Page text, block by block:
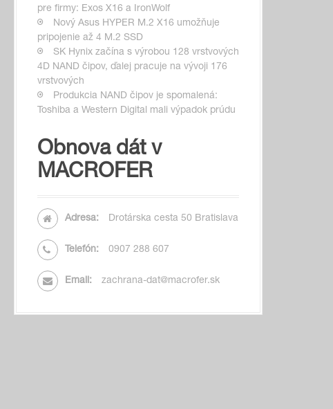
pre firmy: Exos X16 a IronWolf
Nový Asus HYPER M.2 X16 umožňuje
pripojenie až 4 M.2 SSD
SK Hynix začína s výrobou 128 vrstvových
4D NAND čipov, ďalej pracuje na vývoji 176
vrstvových
Produkcia NAND čipov je spomalená:
Toshiba a Western Digital mali výpadok prúdu
Obnova dát v
MACROFER
Adresa: Drotárska cesta 50 Bratislava
Telefón: 0907 288 607
Email: zachrana-dat@macrofer.sk